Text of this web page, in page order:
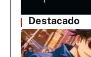
Destacado